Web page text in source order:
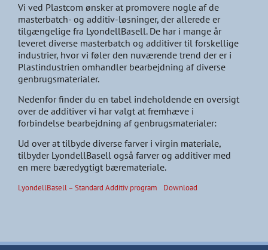
Vi ved Plastcom ønsker at promovere nogle af de
masterbatch- og additiv-løsninger, der allerede er
tilgængelige fra LyondellBasell. De har i mange år
leveret diverse masterbatch og additiver til forskellige
industrier, hvor vi føler den nuværende trend der er i
Plastindustrien omhandler bearbejdning af diverse
genbrugsmaterialer.
Nedenfor finder du en tabel indeholdende en oversigt
over de additiver vi har valgt at fremhæve i
forbindelse bearbejdning af genbrugsmaterialer:
Ud over at tilbyde diverse farver i virgin materiale,
tilbyder LyondellBasell også farver og additiver med
en mere bæredygtigt bæremateriale.
LyondellBasell – Standard Additiv program Download